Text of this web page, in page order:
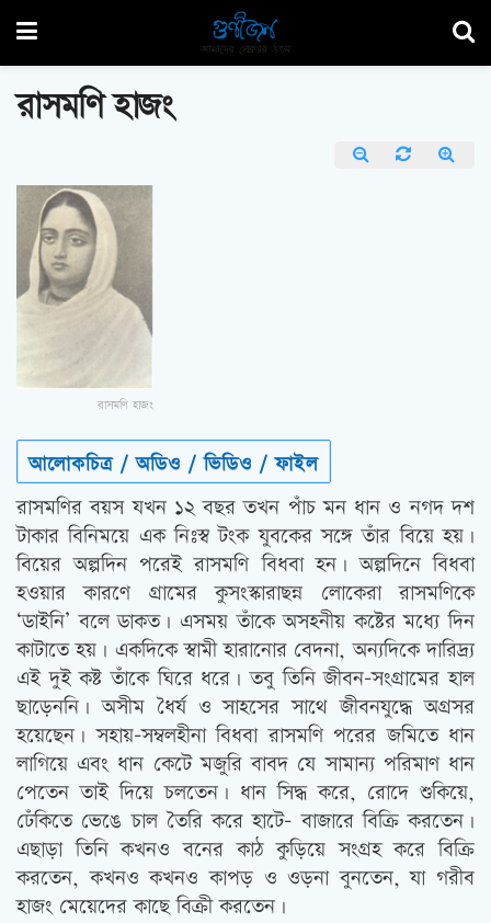
রাসমণি হাজং
রাসমণি হাজং
আলোকচিত্র / অডিও / ভিডিও / ফাইল
রাসমণির বয়স যখন ১২ বছর তখন পাঁচ মন ধান ও নগদ দশ
টাকার বিনিময়ে এক নিঃস্ব টংক যুবকের সঙ্গে তাঁর বিয়ে হয়।
বিয়ের অল্পদিন পরেই রাসমণি বিধবা হন। অল্পদিনে বিধবা
হওয়ার কারণে গ্রামের কুসংস্কারাছন্ন লোকেরা রাসমণিকে
‘ডাইনি’ বলে ডাকত। এসময় তাঁকে অসহনীয় কষ্টের মধ্যে দিন
কাটাতে হয়। একদিকে স্বামী হারানোর বেদনা, অন্যদিকে দারিদ্র্য
এই দুই কষ্ট তাঁকে ঘিরে ধরে। তবু তিনি জীবন-সংগ্রামের হাল
ছাড়েননি। অসীম ধৈর্য ও সাহসের সাথে জীবনযুদ্ধে অগ্রসর
হয়েছেন। সহায়-সম্বলহীনা বিধবা রাসমণি পরের জমিতে ধান
লাগিয়ে এবং ধান কেটে মজুরি বাবদ যে সামান্য পরিমাণ ধান
পেতেন তাই দিয়ে চলতেন। ধান সিদ্ধ করে, রোদে শুকিয়ে,
ঢেঁকিতে ভেঙে চাল তৈরি করে হাটে- বাজারে বিক্রি করতেন।
এছাড়া তিনি কখনও বনের কাঠ কুড়িয়ে সংগ্রহ করে বিক্রি
করতেন, কখনও কখনও কাপড় ও ওড়না বুনতেন, যা গরীব
হাজং মেয়েদের কাছে বিক্রী করতেন।